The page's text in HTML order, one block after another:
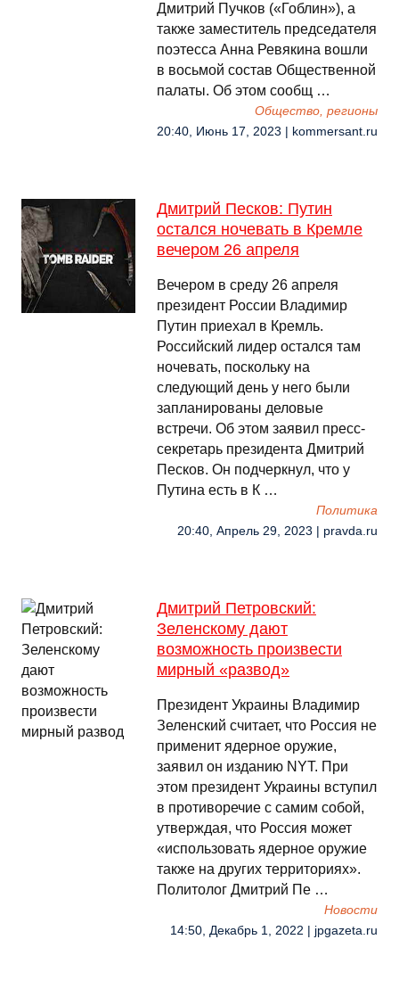
Дмитрий Пучков («Гоблин»), а
также заместитель председателя
поэтесса Анна Ревякина вошли
в восьмой состав Общественной
палаты. Об этом сообщ …
Общество, регионы
20:40, Июнь 17, 2023 | kommersant.ru
Дмитрий Песков: Путин
остался ночевать в Кремле
вечером 26 апреля
Вечером в среду 26 апреля
президент России Владимир
Путин приехал в Кремль.
Российский лидер остался там
ночевать, поскольку на
следующий день у него были
запланированы деловые
встречи. Об этом заявил пресс-
секретарь президента Дмитрий
Песков. Он подчеркнул, что у
Путина есть в К …
Политика
20:40, Апрель 29, 2023 | pravda.ru
Дмитрий Петровский:
Зеленскому дают
возможность произвести
мирный «развод»
Президент Украины Владимир
Зеленский считает, что Россия не
применит ядерное оружие,
заявил он изданию NYT. При
этом президент Украины вступил
в противоречие с самим собой,
утверждая, что Россия может
«использовать ядерное оружие
также на других территориях».
Политолог Дмитрий Пе …
Новости
14:50, Декабрь 1, 2022 | jpgazeta.ru